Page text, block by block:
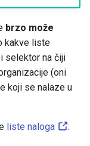
brzo može
kakve liste
selektor na čiji
(oni
koji se nalaze u
liste naloga :